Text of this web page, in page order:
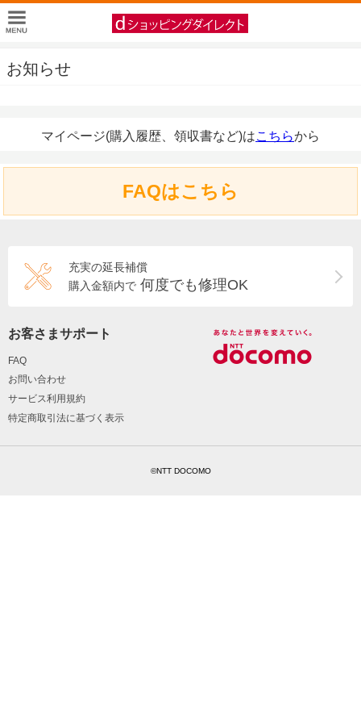
お知らせ
マイページ(購入履歴、領収書など)はこちらから
FAQはこちら
充実の延長補償
購入金額内で 何度でも修理OK
お客さまサポート
FAQ
お問い合わせ
サービス利用規約
特定商取引法に基づく表示
©NTT DOCOMO